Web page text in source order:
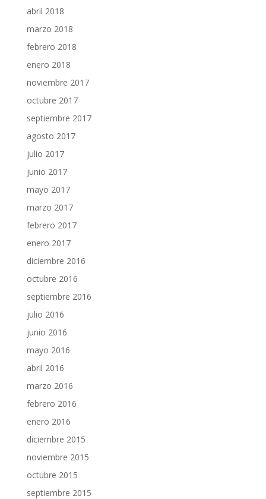
abril 2018
marzo 2018
febrero 2018
enero 2018
noviembre 2017
octubre 2017
septiembre 2017
agosto 2017
julio 2017
junio 2017
mayo 2017
marzo 2017
febrero 2017
enero 2017
diciembre 2016
octubre 2016
septiembre 2016
julio 2016
junio 2016
mayo 2016
abril 2016
marzo 2016
febrero 2016
enero 2016
diciembre 2015
noviembre 2015
octubre 2015
septiembre 2015